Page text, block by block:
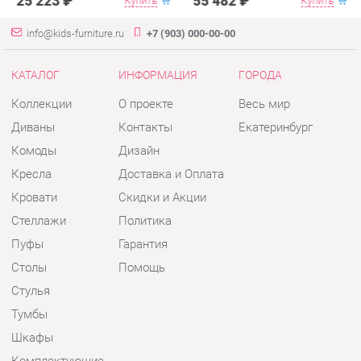
Комоды
Стеллажи
Пуфы
Столы
Стулья
Тумбы
Шкафы
Комплектующие
Политика
Гарантия
Помощь
КОНТАКТЫ
Шоурум и склад самовывоза
Адрес: г. Екатеринбург, пер.
Базовый, 47